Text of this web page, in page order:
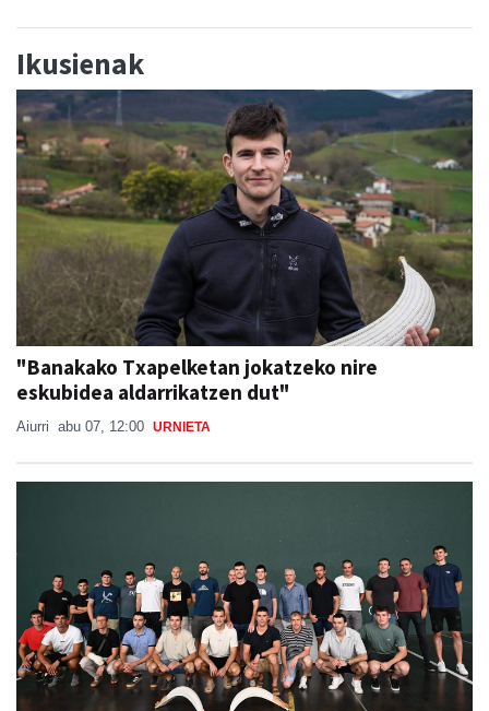
Ikusienak
"Banakako Txapelketan jokatzeko nire
eskubidea aldarrikatzen dut"
Aiurri abu 07, 12:00 URNIETA